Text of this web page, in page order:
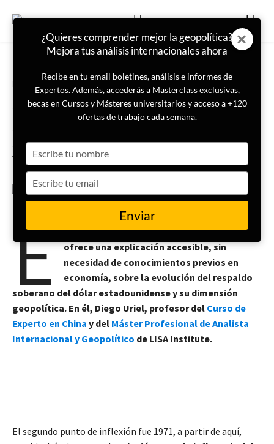
Portada
Del oro al petróleo y a los
criptoactivos: cómo el dólar
busca mantener su hegemonía en
la era digital
Diego Uriel Gálvez 11 de noviembre de 2025
E
ste es el segundo artículo de una serie que
ofrece una explicación accesible, sin
necesidad de conocimientos previos en
economía, sobre la evolución del respaldo
soberano del dólar estadounidense y su dimensión
geopolítica. En él, Diego Uriel, profesor del Curso de
Experto en China y del Máster Profesional de Analista
Internacional y Geopolítico de LISA Institute.
El segundo punto de inflexión fue 1971, a partir de aquí,
¿Quieres comprender mejor la geopolítica?
Mejora tus análisis internacionales ahora
Recibe en tu email boletines, análisis e informes de
Expertos. Además, accederás a Masterclass exclusivas,
becas en Cursos y Másteres universitarios y acceso a +120
ofertas de trabajo cada semana.
your
name
your
email
Enviar